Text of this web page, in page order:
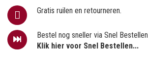
Gratis ruilen en retourneren.
Bestel nog sneller via Snel Bestellen
Klik hier voor Snel Bestellen...